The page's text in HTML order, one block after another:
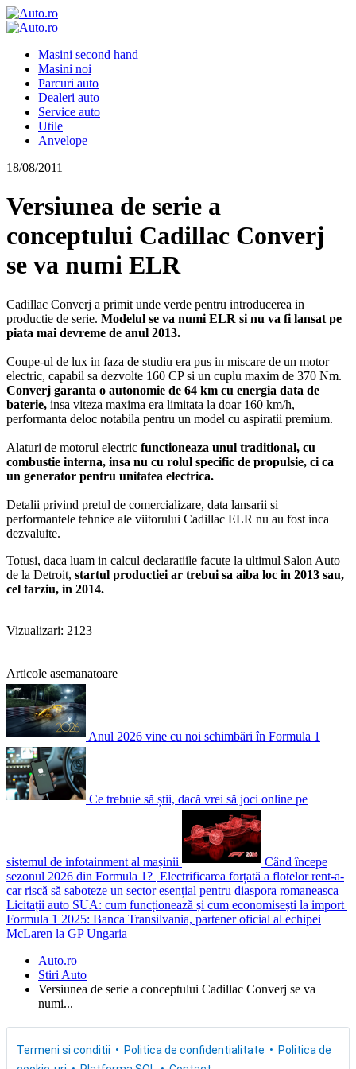
Masini second hand
Masini noi
Parcuri auto
Dealeri auto
Service auto
Utile
Anvelope
18/08/2011
Versiunea de serie a
conceptului Cadillac Converj
se va numi ELR
Cadillac Converj a primit unde verde pentru introducerea in
productie de serie. Modelul se va numi ELR si nu va fi lansat pe
piata mai devreme de anul 2013.
Coupe-ul de lux in faza de studiu era pus in miscare de un motor
electric, capabil sa dezvolte 160 CP si un cuplu maxim de 370 Nm.
Converj garanta o autonomie de 64 km cu energia data de
baterie, insa viteza maxima era limitata la doar 160 km/h,
performanta deloc notabila pentru un model cu aspiratii premium.
Alaturi de motorul electric functioneaza unul traditional, cu
combustie interna, insa nu cu rolul specific de propulsie, ci ca
un generator pentru unitatea electrica.
Detalii privind pretul de comercializare, data lansarii si
performantele tehnice ale viitorului Cadillac ELR nu au fost inca
dezvaluite.
Totusi, daca luam in calcul declaratiile facute la ultimul Salon Auto
de la Detroit, startul productiei ar trebui sa aiba loc in 2013 sau,
cel tarziu, in 2014.
Vizualizari: 2123
Articole asemanatoare
Anul 2026 vine cu noi schimbări în Formula 1
Ce trebuie să știi, dacă vrei să joci online pe
sistemul de infotainment al mașinii
Când începe
sezonul 2026 din Formula 1? Electrificarea forțată a flotelor rent-a-
car riscă să saboteze un sector esențial pentru diaspora romaneasca
Licitații auto SUA: cum funcționează și cum economisești la import
Formula 1 2025: Banca Transilvania, partener oficial al echipei
McLaren la GP Ungaria
Auto.ro
Stiri Auto
Versiunea de serie a conceptului Cadillac Converj se va
numi...
Termeni si conditii Politica de confidentialitate
Politica de